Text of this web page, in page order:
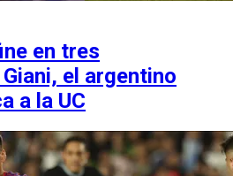
en tres
el argentino
a la UC